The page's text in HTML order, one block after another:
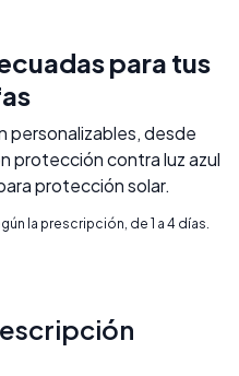
para tus
personalizables, desde
protección contra luz azul
protección solar.
la prescripción, de 1 a 4 días.